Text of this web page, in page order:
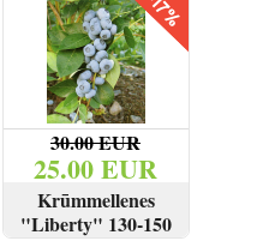
30.00 EUR
25.00 EUR
Krūmmellenes
"Liberty" 130-150